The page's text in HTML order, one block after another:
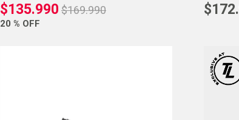
$135.990 $169.990
20 % OFF
$172.